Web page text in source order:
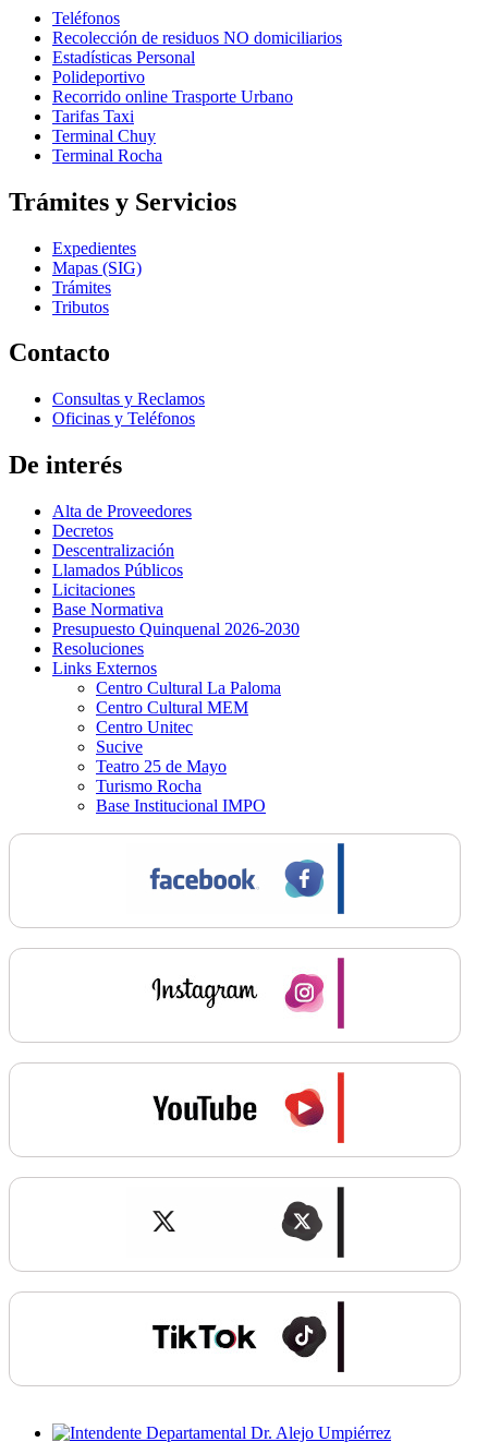
Teléfonos
Recolección de residuos NO domiciliarios
Estadísticas Personal
Polideportivo
Recorrido online Trasporte Urbano
Tarifas Taxi
Terminal Chuy
Terminal Rocha
Trámites y Servicios
Expedientes
Mapas (SIG)
Trámites
Tributos
Contacto
Consultas y Reclamos
Oficinas y Teléfonos
De interés
Alta de Proveedores
Decretos
Descentralización
Llamados Públicos
Licitaciones
Base Normativa
Presupuesto Quinquenal 2026-2030
Resoluciones
Links Externos
Centro Cultural La Paloma
Centro Cultural MEM
Centro Unitec
Sucive
Teatro 25 de Mayo
Turismo Rocha
Base Institucional IMPO